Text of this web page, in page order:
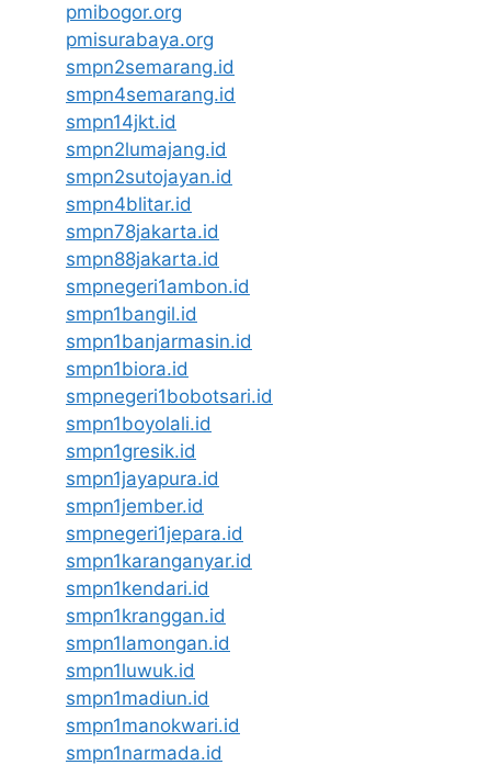
pmibogor.org
pmisurabaya.org
smpn2semarang.id
smpn4semarang.id
smpn14jkt.id
smpn2lumajang.id
smpn2sutojayan.id
smpn4blitar.id
smpn78jakarta.id
smpn88jakarta.id
smpnegeri1ambon.id
smpn1bangil.id
smpn1banjarmasin.id
smpn1biora.id
smpnegeri1bobotsari.id
smpn1boyolali.id
smpn1gresik.id
smpn1jayapura.id
smpn1jember.id
smpnegeri1jepara.id
smpn1karanganyar.id
smpn1kendari.id
smpn1kranggan.id
smpn1lamongan.id
smpn1luwuk.id
smpn1madiun.id
smpn1manokwari.id
smpn1narmada.id